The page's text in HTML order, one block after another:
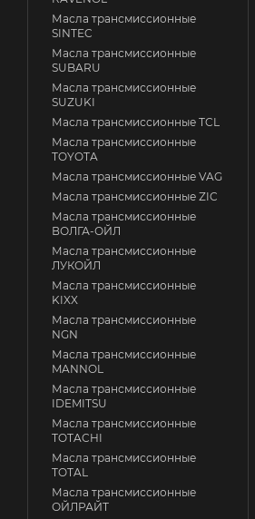
Масла трансмиссионные
SINTEC
Масла трансмиссионные
SUBARU
Масла трансмиссионные
SUZUKI
Масла трансмиссионные TCL
Масла трансмиссионные
TOYOTA
Масла трансмиссионные VAG
Масла трансмиссионные ZIC
Масла трансмиссионные
ВОЛГА-ОЙЛ
Масла трансмиссионные
ЛУКОЙЛ
Масла трансмиссионные
KIXX
Масла трансмиссионные
NGN
Масла трансмиссионные
MANNOL
Масла трансмиссионные
IDEMITSU
Масла трансмиссионные
TOTACHI
Масла трансмиссионные
TOTAL
Масла трансмиссионные
ОЙЛРАЙТ